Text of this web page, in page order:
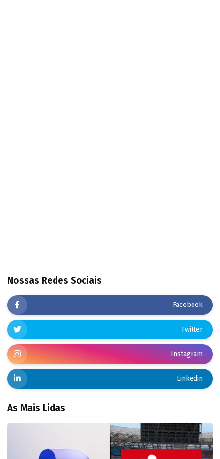
Nossas Redes Sociais
Facebook
Twitter
Instagram
Linkedin
As Mais Lidas